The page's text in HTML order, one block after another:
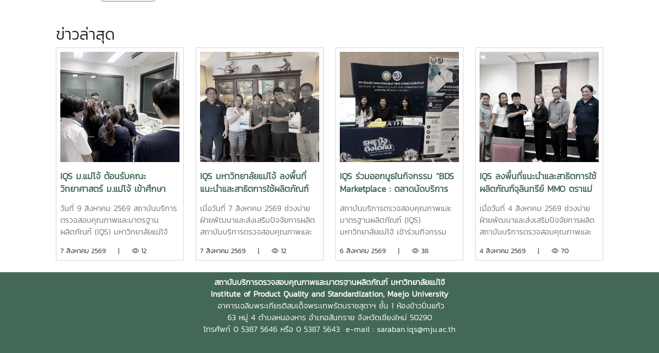
ข่าวล่าสุด
IQS ม.แม่โจ้ ต้อนรับคณะ
วิทยาศาสตร์ ม.แม่โจ้ เข้าศึกษา
เรียนรู้เครื่องมือวิเคราะห์ขั้นสูง
SEM
วันที่ 9 สิงหาคม 2569 สถาบันบริการ
ตรวจสอบคุณภาพและมาตรฐาน
ผลิตภัณฑ์ (IQS) มหาวิทยาลัยแม่โจ้
หลักสูตรวิทยาศาสตรมหาบัณฑิต สาขา
7 สิงหาคม 2569 | 12
IQS มหาวิทยาลัยแม่โจ้ ลงพื้นที่
แนะนำและสาธิตการใช้ผลิตภัณฑ์
จุลินทรีย์ MMO ตราแม่โจ้ กรีน ส่ง
เสริมการจัดการสิ่งแวดล้อมสำหรับ
ธุรกิจโรงแรม
เมื่อวันที่ 7 สิงหาคม 2569 ช่วงบ่าย
ฝ่ายพัฒนาและส่งเสริมปัจจัยการผลิต
สถาบันบริการตรวจสอบคุณภาพและ
มหาวิทยาลัยแม่โจ้ ลงพื้นที่ ณ โรงแรม
เพื่อประชาสัมพันธ์ แนะนำผลิตภัณฑ์
และสาธิตแนวทางการใช้ ผลิตภัณฑ์
จุลินทรีย์ MMO ตราแม่โจ้ กรีน สำหรับ
ประยุกต์ใช้ในการบริหารจัดการสิ่ง
แวดล้อมและดูแลพื้นที่ต่าง ๆ ภายใน
7 สิงหาคม 2569 | 12
IQS ร่วมออกบูธในกิจกรรม “BDS
Marketplace : ตลาดนัดบริการ
ทางธุรกิจเพื่อ SME” จังหวัด
เชียงใหม่
สถาบันบริการตรวจสอบคุณภาพและ
มาตรฐานผลิตภัณฑ์ (IQS)
มหาวิทยาลัยแม่โจ้ เข้าร่วมกิจกรรม
ทางธุรกิจเพื่อ SME” ซึ่งจัดโดย
โครงการสนับสนุนการจัดการและ
พัฒนาเครือข่ายผู้ให้บริการโครงการ
ส่งเสริมผู้ประกอบการผ่านระบบ BDS
เมื่อวันที่ 5 สิงหาคม 2569 ณ โรงแรม
เชียงใหม่แกรนด์วิว จังหวัดเชียงใหม่
เพื่อประชาสัมพันธ์บริการของหน่วย
6 สิงหาคม 2569 | 38
IQS ลงพื้นที่แนะนำและสาธิตการใช้
ผลิตภัณฑ์จุลินทรีย์ MMO ตราแม่
โจ้ กรีน ส่งเสริมการจัดการสิ่ง
แวดล้อมสำหรับธุรกิจโรงแรม
เมื่อวันที่ 4 สิงหาคม 2569 ช่วงบ่าย
ฝ่ายพัฒนาและส่งเสริมปัจจัยการผลิต
สถาบันบริการตรวจสอบคุณภาพและ
ลงพื้นที่ ณ โรงแรมแคนทารี ฮิลส์
4 สิงหาคม 2569 | 70
สถาบันบริการตรวจสอบคุณภาพและมาตรฐานผลิตภัณฑ์ มหาวิทยาลัยแม่โจ้
Institute of Product Quality and Standardization, Maejo University
อาคารเฉลิมพระเกียรติสมเด็จพระเทพรัตนราชสุดาฯ ชั้น 1 ห้องข้าวปิ่นแก้ว
63 หมู่ 4 ตำบลหนองหาร อำเภอสันทราย จังหวัดเชียงใหม่ 50290
โทรศัพท์ 0 5387 5646 หรือ 0 5387 5643 e-mail : saraban.iqs@mju.ac.th